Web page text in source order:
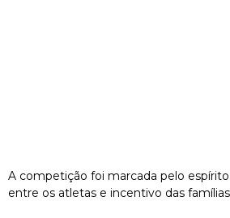
A competição foi marcada pelo
entre os atletas e incentivo das